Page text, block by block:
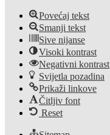
Povećaj tekst
Smanji tekst
Sive nijanse
Visoki kontrast
Negativni kontrast
Svijetla pozadina
Prikaži linkove
Čitljiv font
Reset